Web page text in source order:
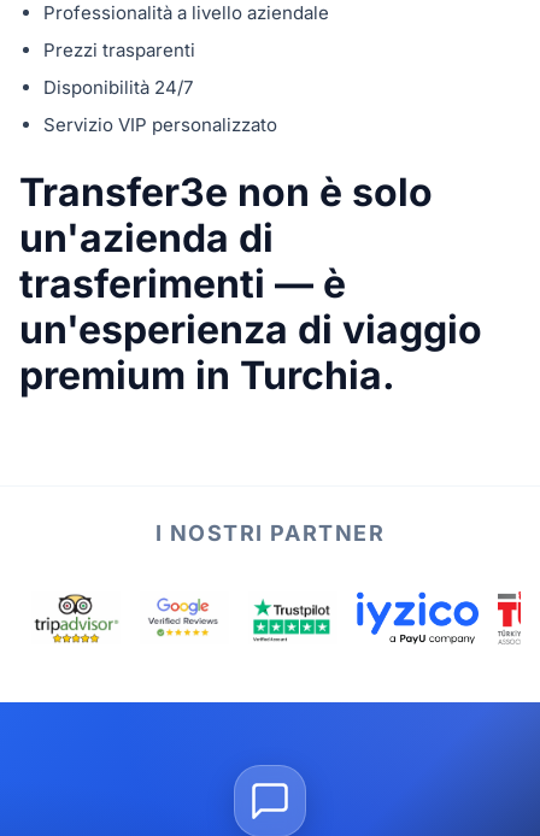
Professionalità a livello aziendale
Prezzi trasparenti
Disponibilità 24/7
Servizio VIP personalizzato
Transfer3e non è solo
un'azienda di
trasferimenti — è
un'esperienza di viaggio
premium in Turchia.
I NOSTRI PARTNER